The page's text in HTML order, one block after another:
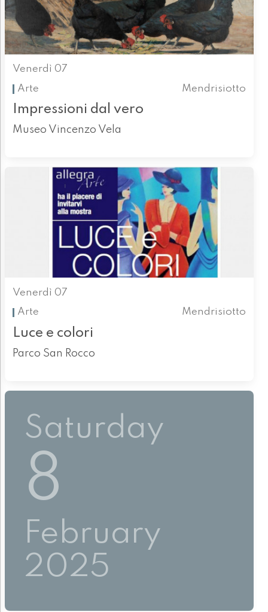
Venerdì 07
Arte
Mendrisiotto
Impressioni dal vero
Museo Vincenzo Vela
Venerdì 07
Arte
Mendrisiotto
Luce e colori
Parco San Rocco
Saturday
8
February
2025